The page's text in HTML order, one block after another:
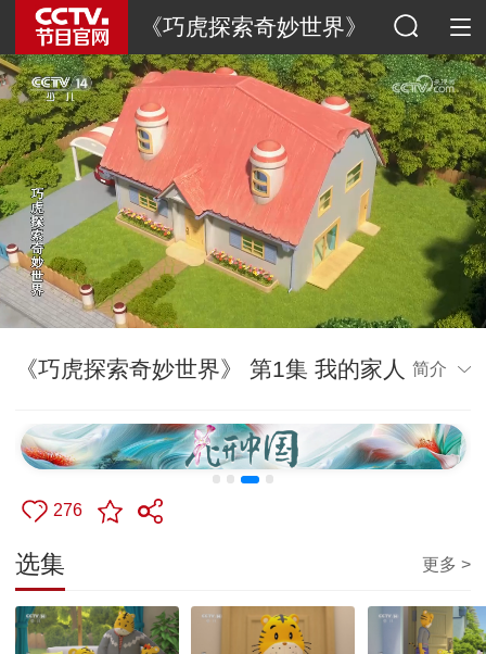
《巧虎探索奇妙世界》
《巧虎探索奇妙世界》 第1集 我的家人 简介
276
选集 更多 >